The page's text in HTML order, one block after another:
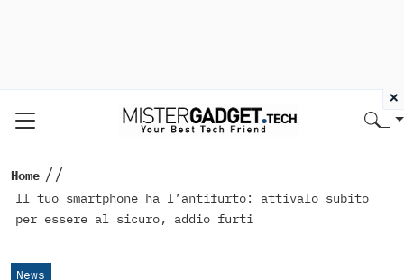
Home //
Il tuo smartphone ha l’antifurto: attivalo subito
per essere al sicuro, addio furti
News
×